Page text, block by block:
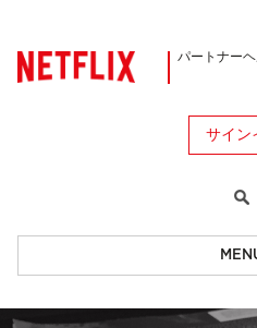
パートナー
サイン